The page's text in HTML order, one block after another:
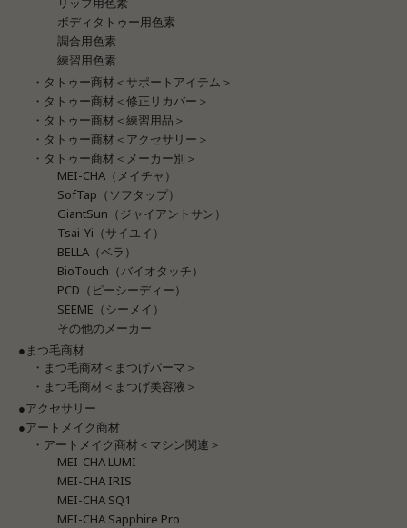
ボディタトゥー用色素
調合用色素
練習用色素
・タトゥー商材＜サポートアイテム＞
・タトゥー商材＜修正リカバー＞
・タトゥー商材＜練習用品＞
・タトゥー商材＜アクセサリー＞
・タトゥー商材＜メーカー別＞
MEI-CHA（メイチャ）
SofTap（ソフタップ）
GiantSun（ジャイアントサン）
Tsai-Yi（サイユイ）
BELLA（ベラ）
BioTouch（バイオタッチ）
PCD（ピーシーディー）
SEEME（シーメイ）
その他のメーカー
●まつ毛商材
・まつ毛商材＜まつげパーマ＞
・まつ毛商材＜まつげ美容液＞
●アクセサリー
●アートメイク商材
・アートメイク商材＜マシン関連＞
MEI-CHA LUMI
MEI-CHA IRIS
MEI-CHA SQ1
MEI-CHA Sapphire Pro